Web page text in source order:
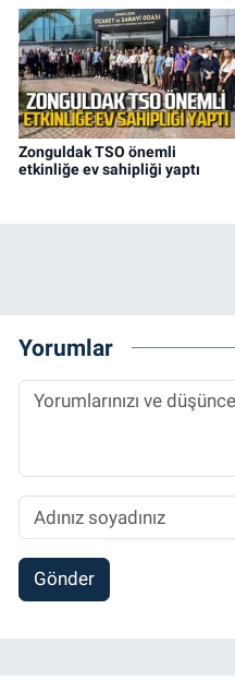
Zonguldak TSO önemli
etkinliğe ev sahipliği yaptı
Yorumlar
Gönder